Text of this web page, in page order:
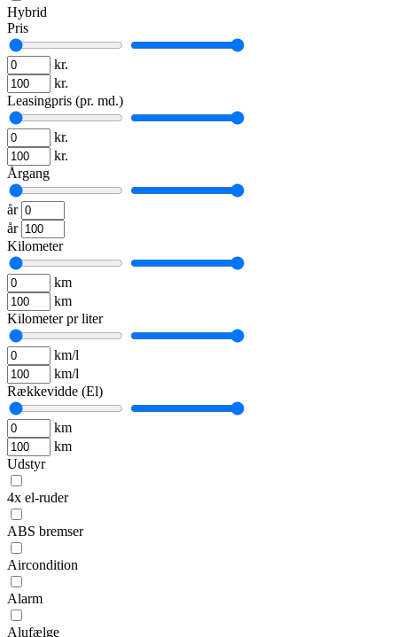
Hybrid
Pris
kr.
kr.
Leasingpris (pr. md.)
kr.
kr.
Årgang
år
år
Kilometer
km
km
Kilometer pr liter
km/l
km/l
Rækkevidde (El)
km
km
Udstyr
4x el-ruder
ABS bremser
Aircondition
Alarm
Alufælge